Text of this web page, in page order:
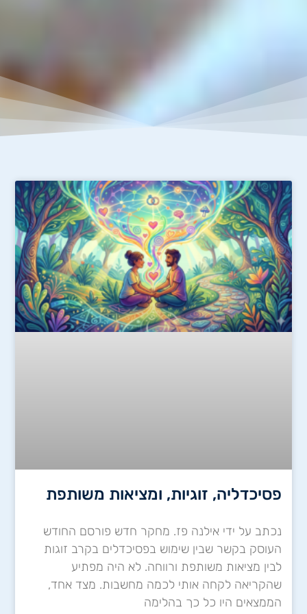
פסיכדליה, זוגיות, ומציאות משותפת
נכתב על ידי אילנה פז. מחקר חדש פורסם החודש
העוסק בקשר שבין שימוש בפסיכדלים בקרב זוגות
לבין מציאות משותפת ורווחה. לא היה מפתיע
שהקריאה לקחה אותי לכמה מחשבות. מצד אחד,
הממצאים היו כל כך בהלימה